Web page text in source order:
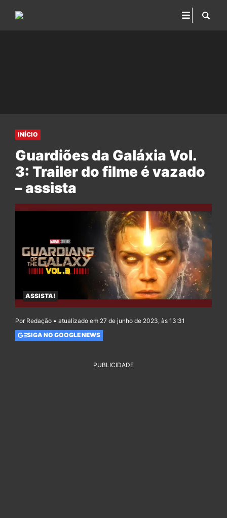
INÍCIO
Guardiões da Galáxia Vol.
3: Trailer do filme é vazado
– assista
ASSISTA!
Por Redação • atualizado em 27 de junho de 2023, às 13:31
SIGA NO GOOGLE NEWS
PUBLICIDADE